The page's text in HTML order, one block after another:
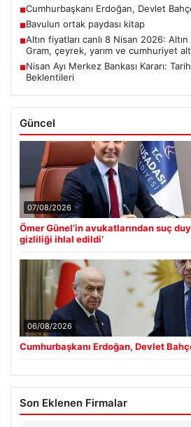
■Cumhurbaşkanı Erdoğan, Devlet
■Bavulun ortak paydası kitap
■Altın fiyatları canlı 8 Nisan 2026:
Gram, çeyrek, yarım ve cumhuriyet
■Nisan Ayı Merkez Bankası Kararı:
Beklentileri
Güncel
07/08/2026
Ömer Günel’in avukatlarından suç
gizliliği ihlal edildi’
06/08/2026
Cumhurbaşkanı Erdoğan, Devlet
Son Eklenen Firmalar